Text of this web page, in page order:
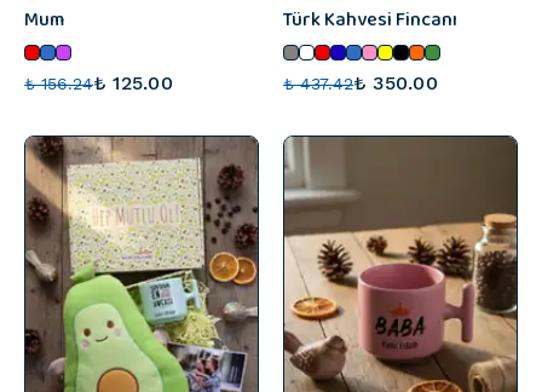
Mum
₺ 156.24₺ 125.00
Türk Kahvesi Fincanı
₺ 437.42₺ 350.00